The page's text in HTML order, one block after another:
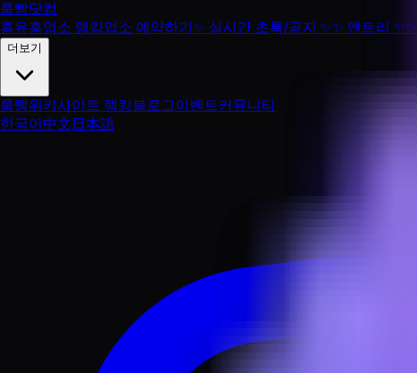
룸빵닷컴
홈유흥업소 랭킹업소 예약하기✨ 실시간 초톡/공지 ✨✨ 엔트리 ✨✨
더보기
룸빵위키사이트 랭킹블로그이벤트커뮤니티
한국어中文日本語